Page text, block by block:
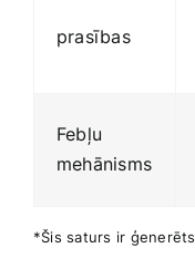
prasības
Febļu
mehānisms
*Šis saturs ir